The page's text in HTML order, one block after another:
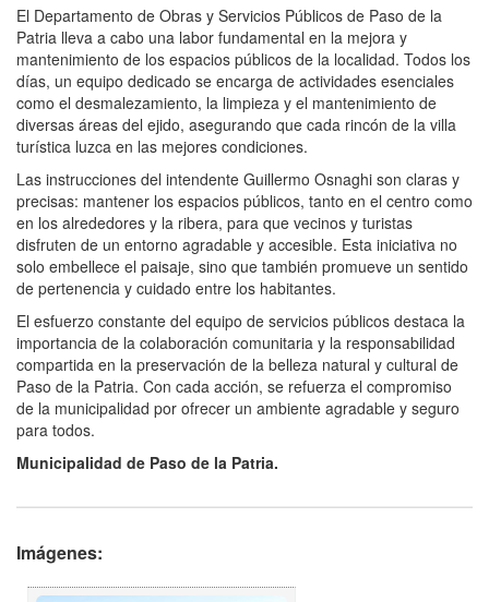
El Departamento de Obras y Servicios Públicos de Paso de la
Patria lleva a cabo una labor fundamental en la mejora y
mantenimiento de los espacios públicos de la localidad. Todos los
días, un equipo dedicado se encarga de actividades esenciales
como el desmalezamiento, la limpieza y el mantenimiento de
diversas áreas del ejido, asegurando que cada rincón de la villa
turística luzca en las mejores condiciones.
Las instrucciones del intendente Guillermo Osnaghi son claras y
precisas: mantener los espacios públicos, tanto en el centro como
en los alrededores y la ribera, para que vecinos y turistas
disfruten de un entorno agradable y accesible. Esta iniciativa no
solo embellece el paisaje, sino que también promueve un sentido
de pertenencia y cuidado entre los habitantes.
El esfuerzo constante del equipo de servicios públicos destaca la
importancia de la colaboración comunitaria y la responsabilidad
compartida en la preservación de la belleza natural y cultural de
Paso de la Patria. Con cada acción, se refuerza el compromiso
de la municipalidad por ofrecer un ambiente agradable y seguro
para todos.
Municipalidad de Paso de la Patria.
Imágenes: